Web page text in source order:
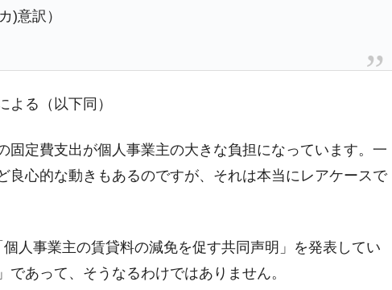
！⇒ さっそく空港に詰めかけ「出て行け！」「極右勢力」のプラカー
報しようキャンペーン」⇒ あの名物教授も登場！
性「なさすぎ」では。
ターゲットにぶん殴る法案」提出！⇒ クーパン問題は合衆国企業に対
)意訳）
る（以下同）
固定費支出が個人事業主の大きな負担になっています。一
良心的な動きもあるのですが、それは本当にレアケースで
個人事業主の賃貸料の減免を促す共同声明」を発表してい
あって、そうなるわけではありません。